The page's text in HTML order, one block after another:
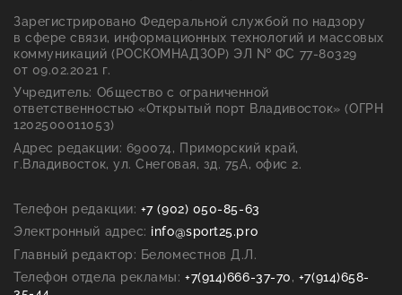
Зарегистрировано Федеральной службой по надзору
в сфере связи, информационных технологий и массовых
коммуникаций (РОСКОМНАДЗОР) ЭЛ № ФС 77-80329
от 09.02.2021 г.
Учредитель: Общество с ограниченной
ответственностью «Открытый порт Владивосток» (ОГРН
1202500011053)
Адрес редакции: 690074, Приморский край,
г.Владивосток, ул. Снеговая, зд. 75А, офис 2.
Телефон редакции: +7 (902) 050-85-63
Электронный адрес: info@sport25.pro
Главный редактор: Беломестнов Д.Л.
Телефон отдела рекламы: +7(914)666-37-70, +7(914)658-